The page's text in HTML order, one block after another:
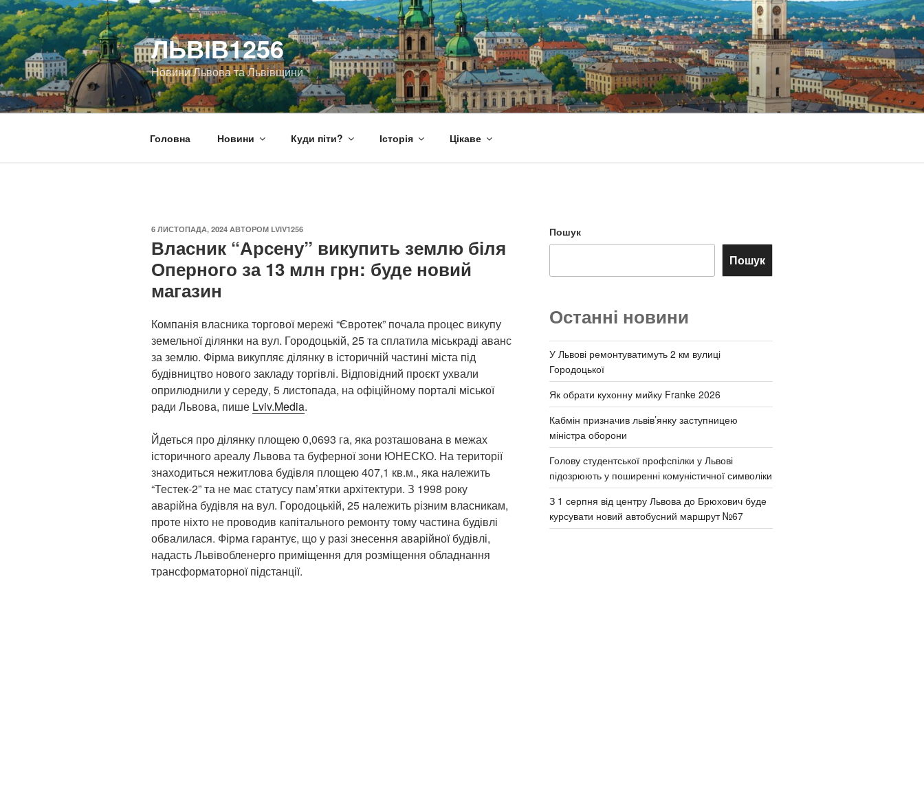
Перейти
до
вмісту
ЛЬВІВ1256
Новини Львова та Львівщини
Головна Новини Куди піти? Історія Цікаве
ОПУБЛІКОВАНО
6 ЛИСТОПАДА, 2024 АВТОРОМ LVIV1256
Власник “Арсену” викупить землю біля
Оперного за 13 млн грн: буде новий
магазин
Компанія власника торгової мережі “Євротек” почала процес викупу
земельної ділянки на вул. Городоцькій, 25 та сплатила міськраді аванс
за землю. Фірма викупляє ділянку в історичній частині міста під
будівництво нового закладу торгівлі. Відповідний проєкт ухвали
оприлюднили у середу, 5 листопада, на офіційному порталі міської
ради Львова, пише Lviv.Media.
Йдеться про ділянку площею 0,0693 га, яка розташована в межах
історичного ареалу Львова та буферної зони ЮНЕСКО. На території
знаходиться нежитлова будівля площею 407,1 кв.м., яка належить
“Тестек-2” та не має статусу пам’ятки архітектури. З 1998 року
аварійна будівля на вул. Городоцькій, 25 належить різним власникам,
проте ніхто не проводив капітального ремонту тому частина будівлі
обвалилася. Фірма гарантує, що у разі знесення аварійної будівлі,
надасть Львівобленерго приміщення для розміщення обладнання
трансформаторної підстанції.
Пошук
Пошук
Останні новини
У Львові ремонтуватимуть 2 км вулиці
Городоцької
Як обрати кухонну мийку Franke 2026
Кабмін призначив львів’янку заступницею
міністра оборони
Голову студентської профспілки у Львові
підозрюють у поширенні комуністичної символіки
З 1 серпня від центру Львова до Брюхович буде
курсувати новий автобусний маршрут №67